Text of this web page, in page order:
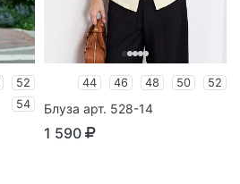
52
54
44 46 48 50 52
Блуза арт. 528-14
1 590